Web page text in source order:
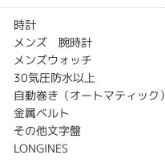
時計
メンズ 腕時計
メンズウォッチ
30気圧防水以上
自動巻き（オートマティック）
金属ベルト
その他文字盤
LONGINES